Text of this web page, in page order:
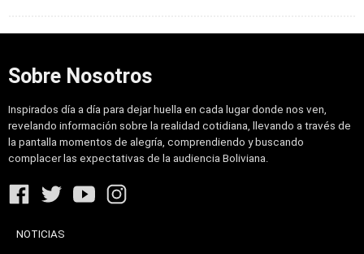
Sobre Nosotros
Inspirados día a día para dejar huella en cada lugar donde nos ven,
revelando información sobre la realidad cotidiana, llevando a través de
la pantalla momentos de alegría, comprendiendo y buscando
complacer las expectativas de la audiencia Boliviana.
NOTICIAS